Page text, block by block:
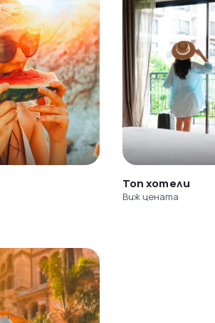
Топ хотели
Виж цената